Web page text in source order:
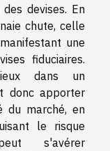
devises. En
chute, celle
une
fiduciaires.
dans un
donc apporter
du marché, en
le risque
s'avérer